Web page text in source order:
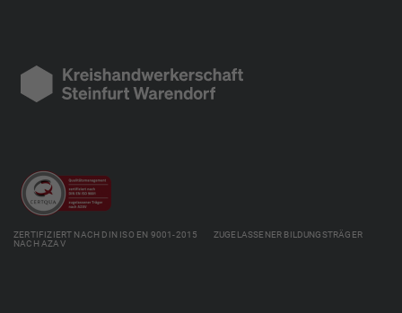
ZERTIFIZIERT NACH DIN ISO EN 9001-2015 ZUGELASSENER BILDUNGSTRÄGER
NACH AZAV